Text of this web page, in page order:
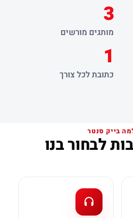
3
מותגים מורשים
1
כתובת לכל צורך
בייק סנטר
לבחור בנו